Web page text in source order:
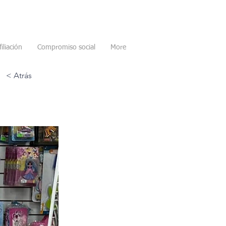
Compromiso social More
< Atrás